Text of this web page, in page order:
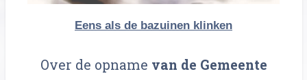
Eens als de bazuinen klinken
Over de opname van de Gemeente